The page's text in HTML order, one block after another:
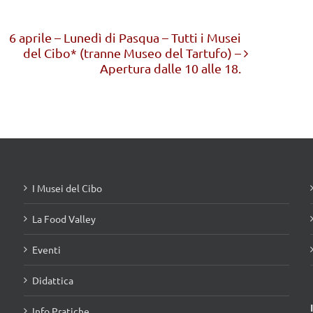
6 aprile – Lunedì di Pasqua – Tutti i Musei
del Cibo* (tranne Museo del Tartufo) –
Apertura dalle 10 alle 18.
I Musei del Cibo
La Food Valley
Eventi
Didattica